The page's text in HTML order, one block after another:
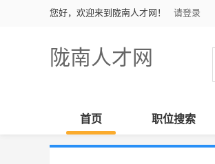
您好，欢迎来到陇南人才网！ 请登录
陇南人才网
首页 职位搜索